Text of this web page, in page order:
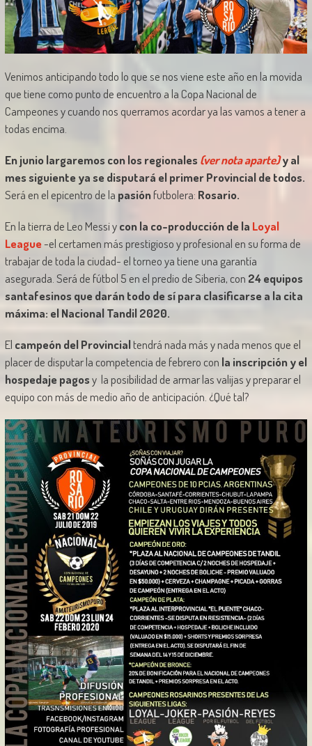
Venimos anticipando todo lo que se nos viene este año en la movida
que tiene como punto de encuentro a la Copa Nacional de
Campeones y cuando nos querramos acordar ya las vamos a tener a
todas encima.
En junio largaremos con los regionales(ver nota aparte)y al
mes siguiente ya se disputará el primer Provincial de todos.
Será en el epicentro de la pasiónfutbolera: Rosario.
En la tierra de Leo Messi ycon la co-producción de la Loyal
League-el certamen más prestigioso y profesional en su forma de
trabajar de toda la ciudad- el torneo ya tiene una garantía
asegurada. Será de fútbol 5 en el predio de Siberia, con 24 equipos
santafesinos que darán todo de sí para clasificarse a la cita
máxima: el Nacional Tandil 2020.
El campeón del Provincialtendrá nada más y nada menos que el
placer de disputar la competencia de febrero con la inscripción y el
hospedaje pagosy la posibilidad de armar las valijas y preparar el
equipo con más de medio año de anticipación. ¿Qué tal?